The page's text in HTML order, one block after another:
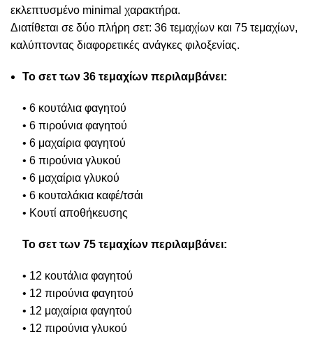
εκλεπτυσμένο minimal χαρακτήρα.
Διατίθεται σε δύο πλήρη σετ: 36 τεμαχίων και 75 τεμαχίων,
καλύπτοντας διαφορετικές ανάγκες φιλοξενίας.
Το σετ των 36 τεμαχίων περιλαμβάνει:
• 6 κουτάλια φαγητού
• 6 πιρούνια φαγητού
• 6 μαχαίρια φαγητού
• 6 πιρούνια γλυκού
• 6 μαχαίρια γλυκού
• 6 κουταλάκια καφέ/τσάι
• Κουτί αποθήκευσης
Το σετ των 75 τεμαχίων περιλαμβάνει:
• 12 κουτάλια φαγητού
• 12 πιρούνια φαγητού
• 12 μαχαίρια φαγητού
• 12 πιρούνια γλυκού